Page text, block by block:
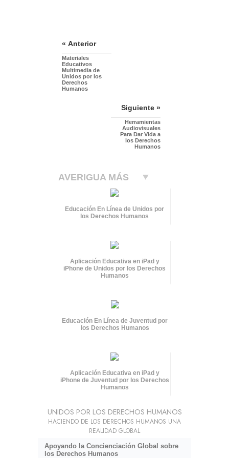
« Anterior
Materiales
Educativos
Multimedia de
Unidos por los
Derechos
Humanos
Siguiente »
Herramientas
Audiovisuales
Para Dar Vida a
los Derechos
Humanos
AVERIGUA MÁS
Educación En Línea de Unidos por
los Derechos Humanos
Aplicación Educativa en iPad y
iPhone de Unidos por los Derechos
Humanos
Educación En Línea de Juventud por
los Derechos Humanos
Aplicación Educativa en iPad y
iPhone de Juventud por los Derechos
Humanos
UNIDOS POR LOS DERECHOS HUMANOS
HACIENDO DE LOS DERECHOS HUMANOS UNA
REALIDAD GLOBAL
Apoyando la Concienciación Global sobre
los Derechos Humanos